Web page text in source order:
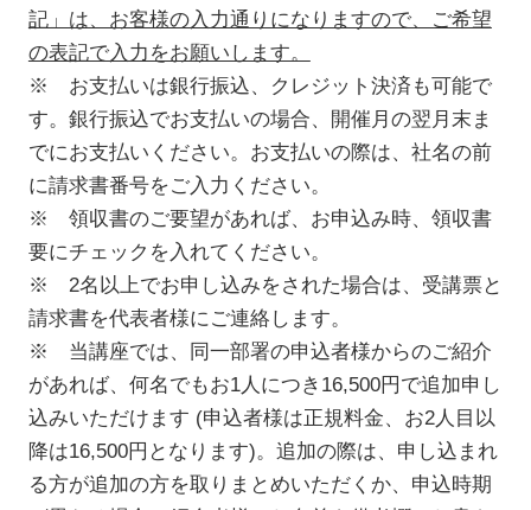
記」は、お客様の入力通りになりますので、ご希望
の表記で入力をお願いします。
※ お支払いは銀行振込、クレジット決済も可能で
す。銀行振込でお支払いの場合、開催月の翌月末ま
でにお支払いください。お支払いの際は、社名の前
に請求書番号をご入力ください。
※ 領収書のご要望があれば、お申込み時、領収書
要にチェックを入れてください。
※ 2名以上でお申し込みをされた場合は、受講票と
請求書を代表者様にご連絡します。
※ 当講座では、同一部署の申込者様からのご紹介
があれば、何名でもお1人につき16,500円で追加申し
込みいただけます (申込者様は正規料金、お2人目以
降は16,500円となります)。追加の際は、申し込まれ
る方が追加の方を取りまとめいただくか、申込時期